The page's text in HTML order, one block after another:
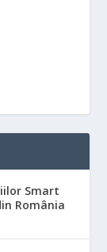
Smart
România